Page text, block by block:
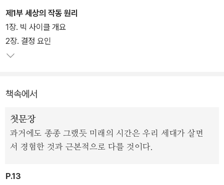
그의 새로운 책《변화하는 세계 질서》는 끊임없이 변화하는 세계 질서
에 대처하기 위한 레이 달리오만의 원칙들을 담았다. 최근 올라온 《변
화하는 세계 질서》를 요약한 유튜브 영상은 조회수 1,219만 회를 넘
기며 많은 독자들의 관심을 증명했다.
제1부 세상의 작동 원리
1장. 빅 사이클 개요
2장. 결정 요인
책속에서
첫문장
과거에도 종종 그랬듯 미래의 시간은 우리 세대가 살면
서 경험한 것과 근본적으로 다를 것이다.
P.13